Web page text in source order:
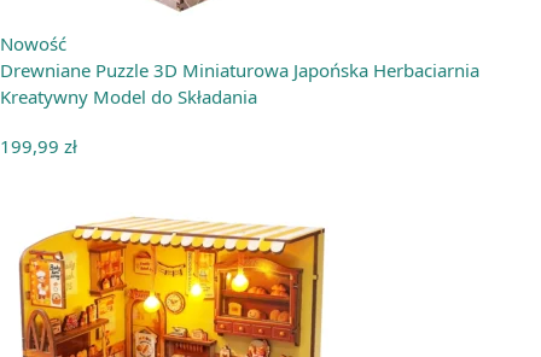
Nowość
Drewniane Puzzle 3D Miniaturowa Japońska Herbaciarnia
Kreatywny Model do Składania
199,99 zł